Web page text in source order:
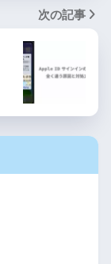
次の記事